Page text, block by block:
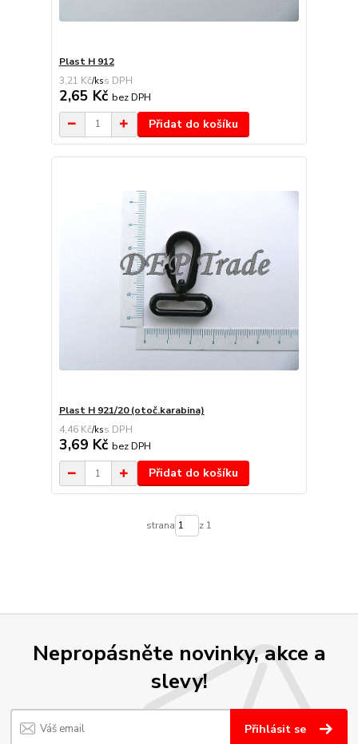
Plast H 912
3,21 Kč/ks
2,65 Kč bez DPH
Přidat do košíku
Plast H 921/20 (otoč.karabina)
4,46 Kč/ks
3,69 Kč bez DPH
Přidat do košíku
strana z 1
Nepropásněte novinky, akce a
slevy!
Přihlásit se